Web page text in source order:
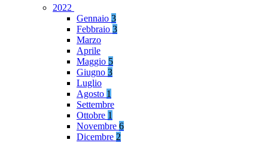
2022
Gennaio 3
Febbraio 3
Marzo
Aprile
Maggio 5
Giugno 3
Luglio
Agosto 1
Settembre
Ottobre 1
Novembre 6
Dicembre 2